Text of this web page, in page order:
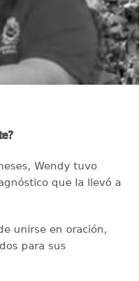
Wendy tuvo
que la llevó a
unirse en oración,
para sus